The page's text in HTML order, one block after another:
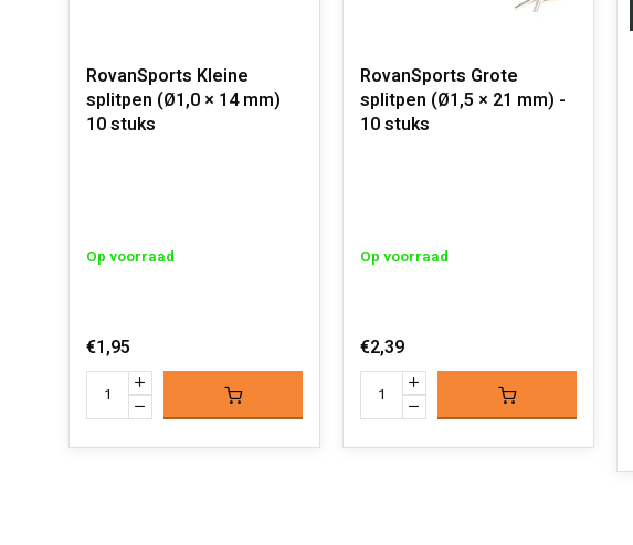
RovanSports Kleine
splitpen (Ø1,0 × 14 mm)
10 stuks
Op voorraad
€1,95
RovanSports Grote
splitpen (Ø1,5 × 21 mm) -
10 stuks
Op voorraad
€2,39